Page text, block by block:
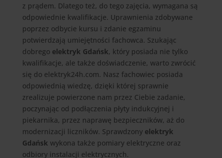
z prądem. Dlatego też, do tego zajęcia, wymagana są
odpowiednie kwalifikacje. Uprawnienia zdobywane
poprzez odbycie kursu i zdanie egzaminu
potwierdzają umiejętności fachowca. Szukając
dobrego elektryk Gdańsk, który posiada nie tylko
kwalifikacje, ale także doświadczenie, warto zwrócić
się do elektryk24h.com. Nasz fachowiec posiada
odpowiednią wiedzę, dzięki której sprawnie
zrealizuje powierzone nam przez Ciebie zadanie,
poczynając od podłączenia płyty indukcyjnej i
piekarnika, przez naprawę bezpieczników, aż do
modernizacji liczników. Sprawdzony elektryk
Gdańsk wykona także pomiary elektryczne oraz
odbiory instalacji elektrycznych.